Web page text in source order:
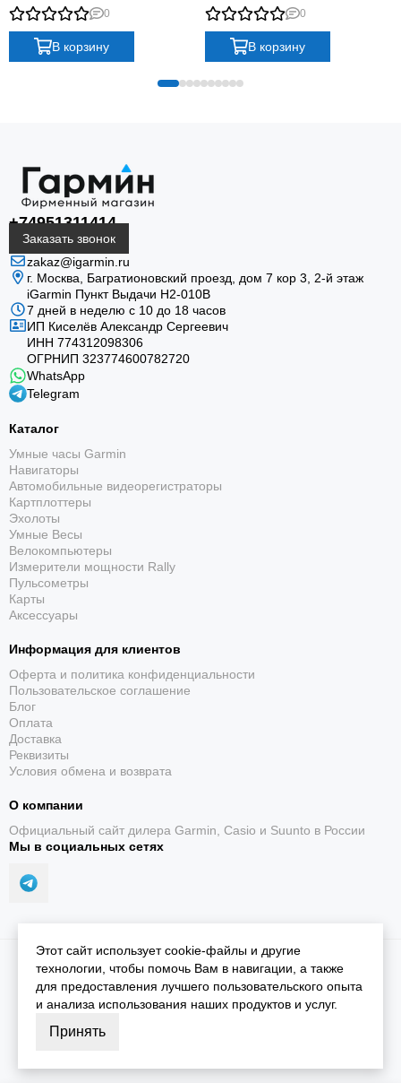
0
В корзину
0
В корзину
+74951311414
Заказать звонок
zakaz@igarmin.ru
г. Москва, Багратионовский проезд, дом 7 кор 3, 2-й этаж
iGarmin Пункт Выдачи Н2-010В
7 дней в неделю с 10 до 18 часов
ИП Киселёв Александр Сергеевич
ИНН 774312098306
ОГРНИП 323774600782720
WhatsApp
Telegram
Каталог
Умные часы Garmin
Навигаторы
Автомобильные видеорегистраторы
Картплоттеры
Эхолоты
Умные Весы
Велокомпьютеры
Измерители мощности Rally
Пульсометры
Карты
Аксессуары
Информация для клиентов
Оферта и политика конфиденциальности
Пользовательское соглашение
Блог
Оплата
Доставка
Реквизиты
Условия обмена и возврата
О компании
Официальный сайт дилера Garmin, Casio и Suunto в России
Мы в социальных сетях
2026 © iGarmin.Карта сайта
Этот сайт использует cookie-файлы и другие
технологии, чтобы помочь Вам в навигации, а также
для предоставления лучшего пользовательского опыта
и анализа использования наших продуктов и услуг.
Принять